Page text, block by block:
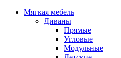
Мягкая мебель
Диваны
Прямые
Угловые
Модульные